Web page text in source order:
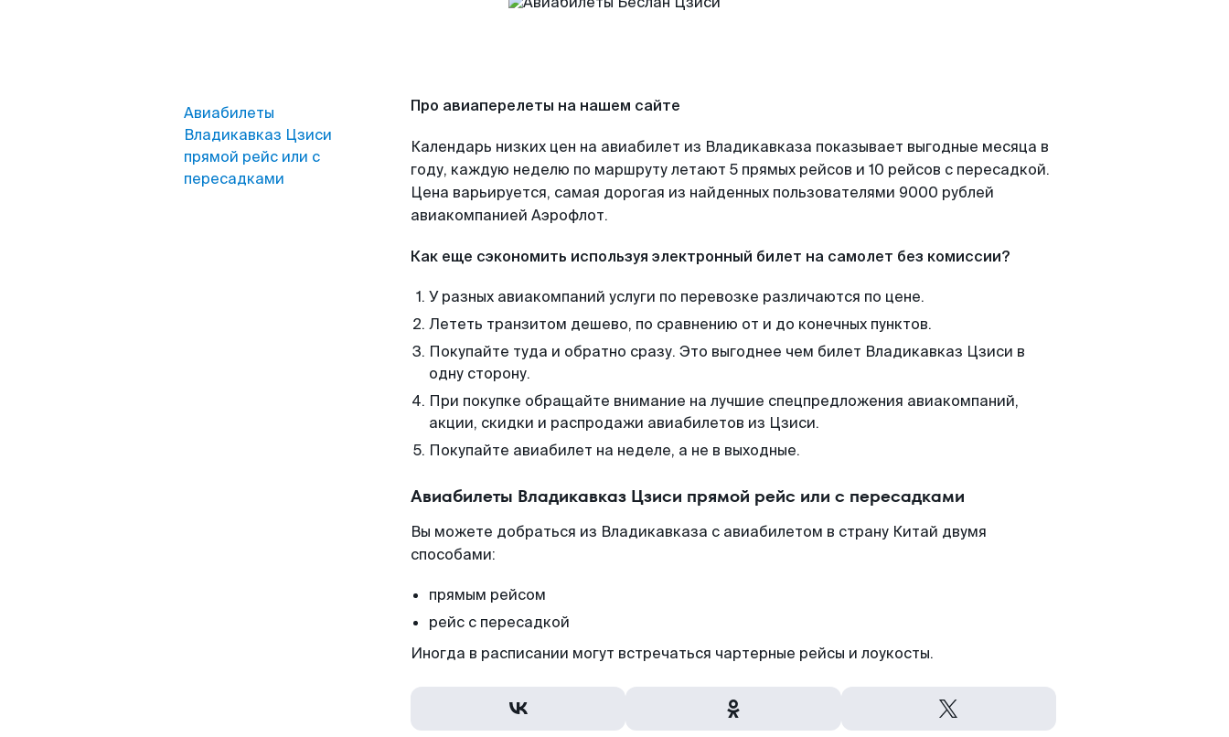
Авиабилеты
Владикавказ Цзиси
прямой рейс или с
пересадками
Про авиаперелеты на нашем сайте
Календарь низких цен на авиабилет из Владикавказа показывает выгодные месяца в
году, каждую неделю по маршруту летают 5 прямых рейсов и 10 рейсов с пересадкой.
Цена варьируется, самая дорогая из найденных пользователями 9000 рублей
авиакомпанией Аэрофлот.
Как еще сэкономить используя электронный билет на самолет без комиссии?
У разных авиакомпаний услуги по перевозке различаются по цене.
Лететь транзитом дешево, по сравнению от и до конечных пунктов.
Покупайте туда и обратно сразу. Это выгоднее чем билет Владикавказ Цзиси в
одну сторону.
При покупке обращайте внимание на лучшие спецпредложения авиакомпаний,
акции, скидки и распродажи авиабилетов из Цзиси.
Покупайте авиабилет на неделе, а не в выходные.
Авиабилеты Владикавказ Цзиси прямой рейс или с пересадками
Вы можете добраться из Владикавказа с авиабилетом в страну Китай двумя
способами:
прямым рейсом
рейс с пересадкой
Иногда в расписании могут встречаться чартерные рейсы и лоукосты.